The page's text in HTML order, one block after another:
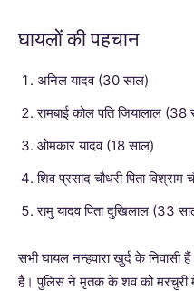
घायलों की पहचान
अनिल यादव (30 साल)
रामबाई कोल पति जियालाल (38
ओमकार यादव (18 साल)
शिव प्रसाद चौधरी पिता
रामु यादव पिता दुखिलाल (33
सभी घायल नन्हवारा खुर्द के
है। पुलिस ने मृतक के शव को मरचुरी में